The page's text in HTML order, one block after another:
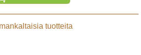
tuotteita